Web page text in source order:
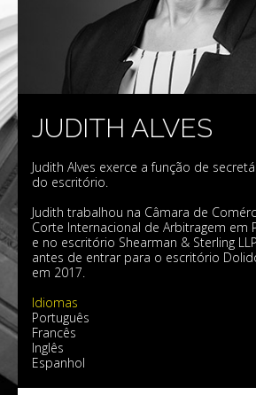
JUDITH ALVES
Judith Alves exerce a função de
do escritório.
Judith trabalhou na Câmara de
Corte Internacional de Arbitragem em
e no escritório Shearman & Sterling
antes de entrar para o escritório
em 2017.
Idiomas
Português
Francês
Inglês
Espanhol